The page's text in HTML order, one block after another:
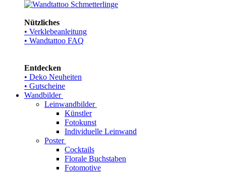
Nützliches
• Verklebeanleitung
• Wandtattoo FAQ
Entdecken
• Deko Neuheiten
• Gutscheine
Wandbilder
Leinwandbilder
Künstler
Fotokunst
Individuelle Leinwand
Poster
Cocktails
Florale Buchstaben
Fotomotive